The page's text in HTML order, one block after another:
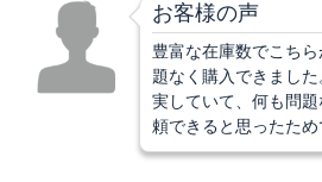
お客様の声
豊富な在庫数でこち
題なく購入できまし
実していて、何も問
頼できると思ったため